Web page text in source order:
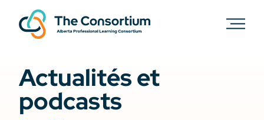
Actualités et
podcasts